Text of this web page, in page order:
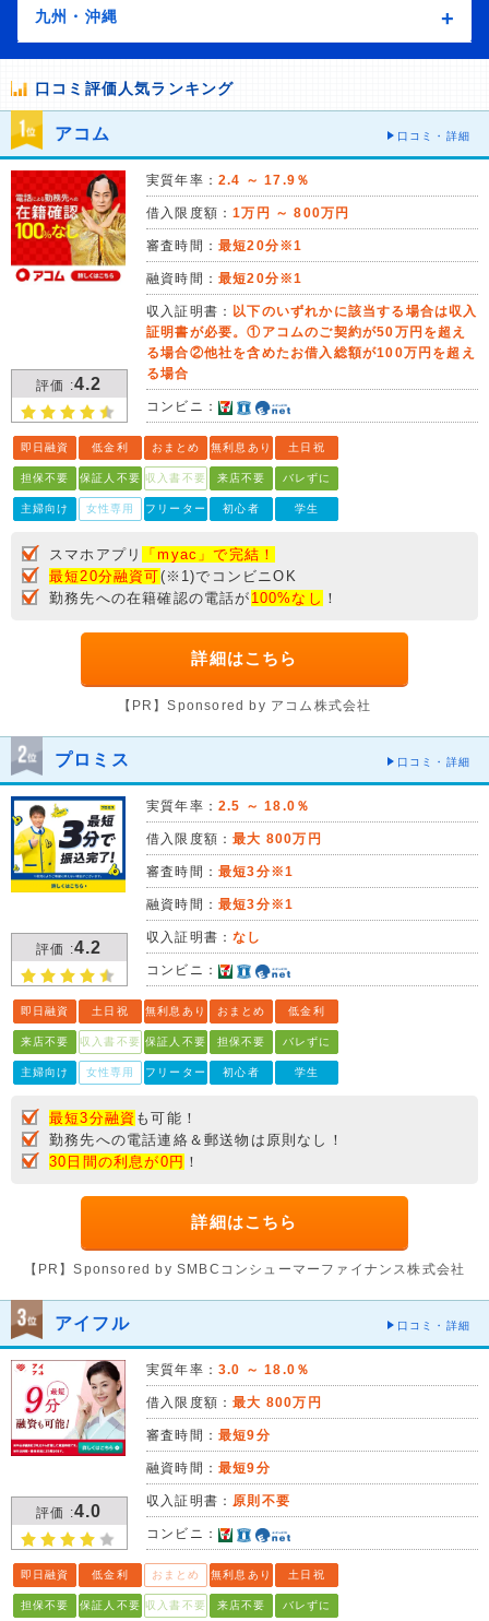
九州・沖縄
口コミ評価人気ランキング
アコム 口コミ・詳細
評価 :4.2
実質年率： 2.4 ～ 17.9％
借入限度額：1万円 ～ 800万円
審査時間： 最短20分※1
融資時間： 最短20分※1
収入証明書： 以下のいずれかに該当する場合は収入
証明書が必要。①アコムのご契約が50万円を超え
る場合②他社を含めたお借入総額が100万円を超え
る場合
コンビニ：
即日融資 低金利 おまとめ 無利息あり 土日祝
担保不要 保証人不要 収入書不要 来店不要 バレずに
主婦向け 女性専用 フリーター 初心者 学生
スマホアプリ
「myac」で完結！
最短20分融資可(※1)でコンビニOK
勤務先への在籍確認の電話が 100%なし ！
詳細はこちら
【PR】Sponsored by アコム株式会社
プロミス 口コミ・詳細
評価 :4.2
実質年率： 2.5 ～ 18.0％
借入限度額：最大 800万円
審査時間： 最短3分※1
融資時間： 最短3分※1
収入証明書：なし
コンビニ：
即日融資 土日祝 無利息あり おまとめ 低金利
来店不要 収入書不要 保証人不要 担保不要 バレずに
主婦向け 女性専用 フリーター 初心者 学生
最短3分融資 も可能！
勤務先への電話連絡＆郵送物は原則なし！
30日間の利息が0円 ！
詳細はこちら
【PR】Sponsored by SMBCコンシューマーファイナンス株式会社
アイフル 口コミ・詳細
評価 :4.0
実質年率： 3.0 ～ 18.0％
借入限度額：最大 800万円
審査時間： 最短9分
融資時間： 最短9分
収入証明書： 原則不要
コンビニ：
即日融資 低金利 おまとめ 無利息あり 土日祝
担保不要 保証人不要 収入書不要 来店不要 バレずに